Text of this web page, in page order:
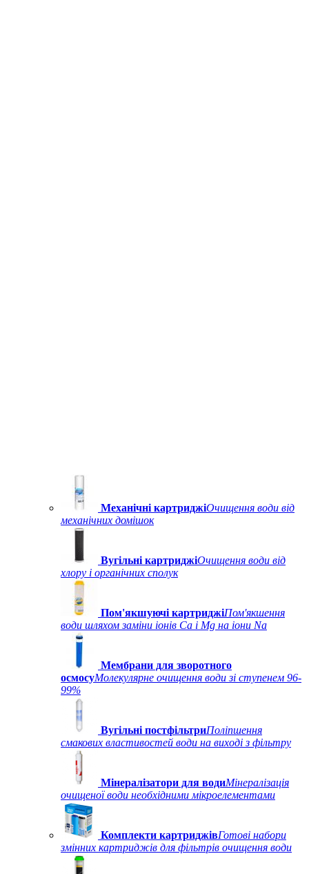
Механічні картриджіОчищення води від
механічних домішок
Вугільні картриджіОчищення води від
хлору і органічних сполук
Пом'якшуючі картриджіПом'якшення
води шляхом заміни іонів Ca і Mg на іони Na
Мембрани для зворотного
осмосуМолекулярне очищення води зі ступенем 96-
99%
Вугільні постфільтриПоліпшення
смакових властивостей води на виході з фільтру
Мінералізатори для водиМінералізація
очищеної води необхідними мікроелементами
Комплекти картриджівГотові набори
змінних картриджів для фільтрів очищення води